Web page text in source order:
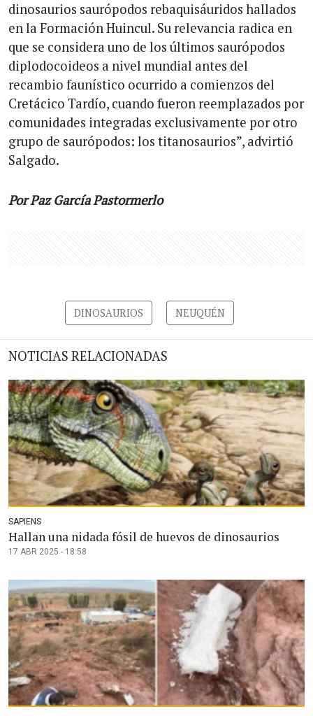
dinosaurios saurópodos rebaquisáuridos hallados
en la Formación Huincul. Su relevancia radica en
que se considera uno de los últimos saurópodos
diplodocoideos a nivel mundial antes del
recambio faunístico ocurrido a comienzos del
Cretácico Tardío, cuando fueron reemplazados por
comunidades integradas exclusivamente por otro
grupo de saurópodos: los titanosaurios”, advirtió
Salgado.
Por Paz García Pastormerlo
DINOSAURIOS NEUQUÉN
NOTICIAS RELACIONADAS
SAPIENS
Hallan una nidada fósil de huevos de dinosaurios
17 ABR 2025 - 18:58